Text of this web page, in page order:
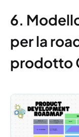
6.
per la
prodotto